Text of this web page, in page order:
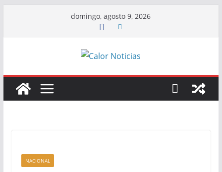
domingo, agosto 9, 2026
NACIONAL